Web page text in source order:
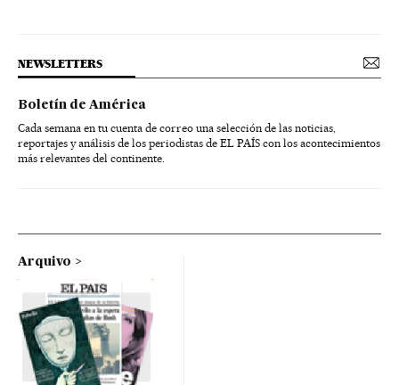
NEWSLETTERS
Boletín de América
Cada semana en tu cuenta de correo una selección de las noticias,
reportajes y análisis de los periodistas de EL PAÍS con los acontecimientos
más relevantes del continente.
Arquivo